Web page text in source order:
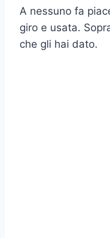
A nessuno fa
giro e usata.
che gli hai dato.